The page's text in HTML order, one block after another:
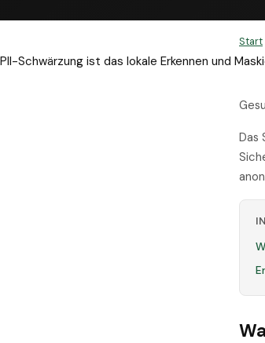
Start
PII-Schwärzung ist das lokale Erkennen und
Das